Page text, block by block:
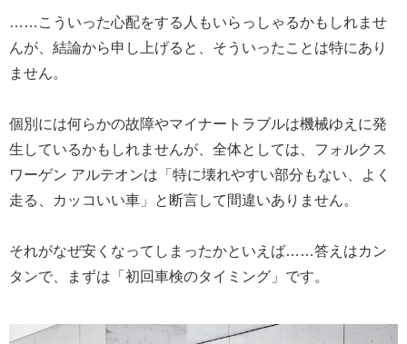
……こういった心配をする人もいらっしゃるかもしれませ
んが、結論から申し上げると、そういったことは特にあり
ません。
個別には何らかの故障やマイナートラブルは機械ゆえに発
生しているかもしれませんが、全体としては、フォルクス
ワーゲン アルテオンは「特に壊れやすい部分もない、よく
走る、カッコいい車」と断言して間違いありません。
それがなぜ安くなってしまったかといえば……答えはカン
タンで、まずは「初回車検のタイミング」です。